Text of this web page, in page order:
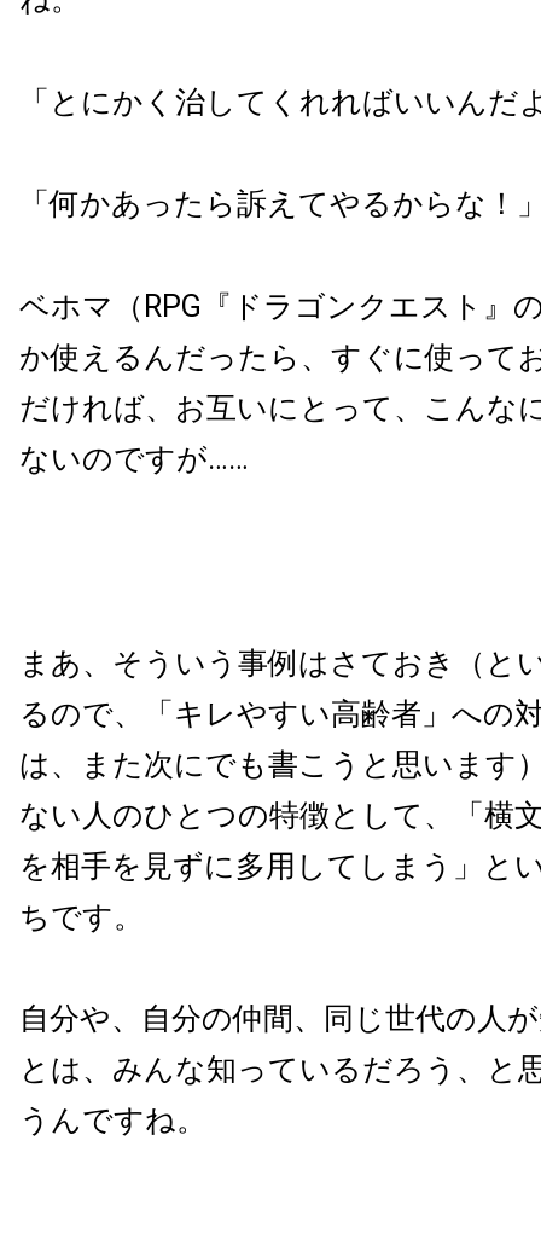
「とにかく治してくれればいいんだ
「何かあったら訴えてやるからな！
ベホマ（ RPG 『ドラゴンクエスト』
か使えるんだったら、すぐに使って
だければ、お互いにとって、こんな
ないのですが……
まあ、そういう事例はさておき（と
るので、「キレやすい高齢者」への
は、また次にでも書こうと思います
ない人のひとつの特徴として、「横
を相手を見ずに多用してしまう」と
ちです。
自分や、自分の仲間、同じ世代の人
とは、みんな知っているだろう、と
うんですね。